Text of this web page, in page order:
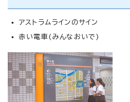
アストラムラインのサイン
赤い電車(みんなおいで)